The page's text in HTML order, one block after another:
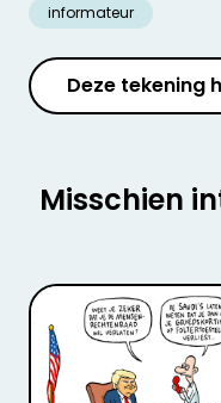
informateur
Deze tekening
Misschien